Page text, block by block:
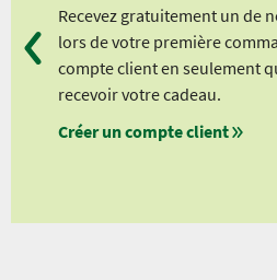
Recevez gratuitement un de
lors de votre première
compte client en seulement
recevoir votre cadeau.
Créer un compte client